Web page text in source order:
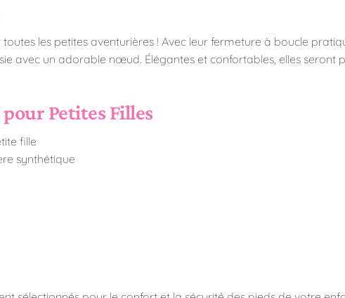
les petites aventurières ! Avec leur fermeture à boucle
avec un adorable nœud. Élégantes et confortables, elles seront
Petites Filles
fille
synthétique